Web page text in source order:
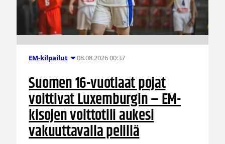
EM-kilpailut 08.08.2026 00:37
Suomen 16-vuotiaat pojat
voittivat Luxemburgin – EM-
kisojen voittotili aukesi
vakuuttavalla pelillä